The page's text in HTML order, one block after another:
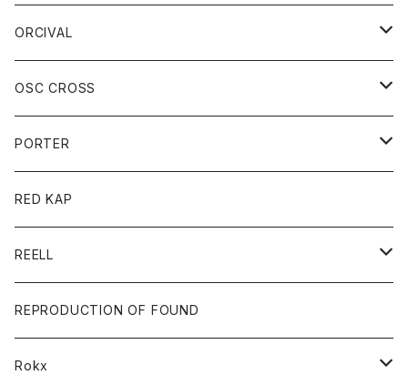
Tシャツ
ロングスリーブＴシャツ
ジーンズ
パンツ
ボトム
スカート
ORCIVAL
アウター
コート
ジャケット
アクセサリー
バッグ
キッズ
Tシャツ
帽子
グッズ
靴
バック
トップス
カットソー
ボトムス
OSC CROSS
ダウンジャケット
PORTER
カードホルダー
キーホルダー
財布
バック
RED KAP
REELL
パンツ
ショートパンツ
REPRODUCTION OF FOUND
Rokx